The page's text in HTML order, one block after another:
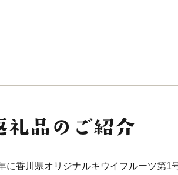
に香川県オリジナルキウイフルーツ第1